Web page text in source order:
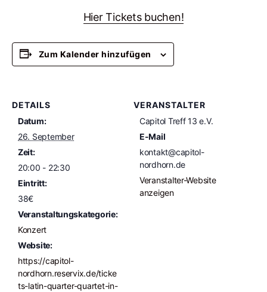
Hier Tickets buchen!
Zum Kalender hinzufügen
DETAILS
Datum:
26. September
Zeit:
20:00 - 22:30
Eintritt:
38€
Veranstaltungskategorie:
Konzert
Website:
https://capitol-
nordhorn.reservix.de/ticke
ts-latin-quarter-quartet-in-
VERANSTALTER
Capitol Treff 13 e.V.
E-Mail
kontakt@capitol-
nordhorn.de
Veranstalter-Website
anzeigen